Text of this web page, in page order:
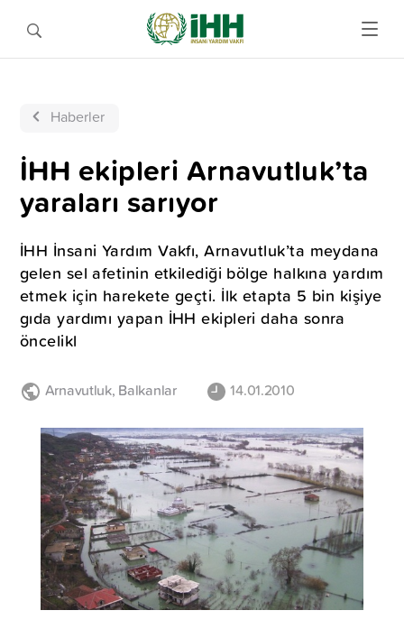
Haberler
İHH ekipleri Arnavutluk’ta
yaraları sarıyor
İHH İnsani Yardım Vakfı, Arnavutluk’ta meydana
gelen sel afetinin etkilediği bölge halkına yardım
etmek için harekete geçti. İlk etapta 5 bin kişiye
gıda yardımı yapan İHH ekipleri daha sonra
öncelikl
Arnavutluk, Balkanlar 14.01.2010